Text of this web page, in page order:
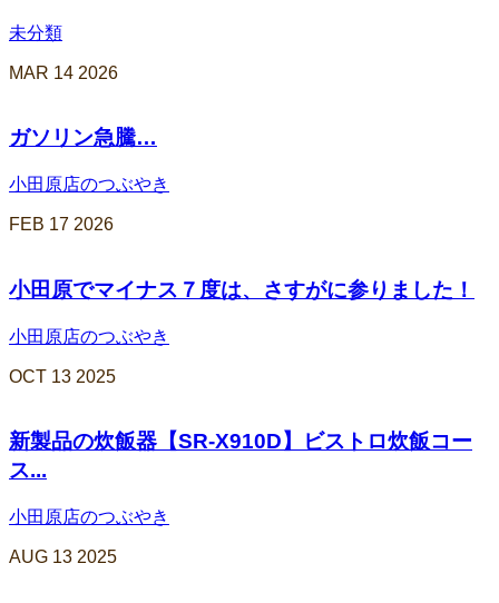
未分類
MAR 14 2026
ガソリン急騰…
小田原店のつぶやき
FEB 17 2026
小田原でマイナス７度は、さすがに参りました！
小田原店のつぶやき
OCT 13 2025
新製品の炊飯器【SR-X910D】ビストロ炊飯コー
ス...
小田原店のつぶやき
AUG 13 2025